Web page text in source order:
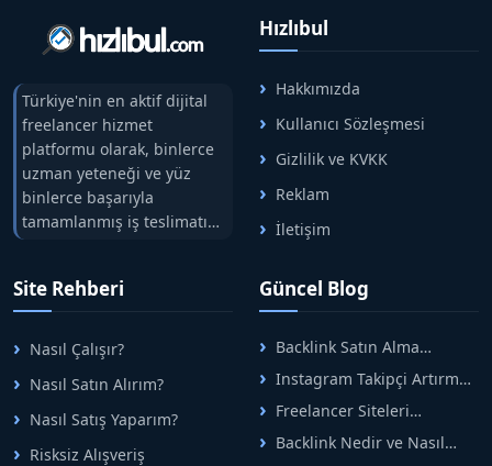
Türkiye'nin en aktif dijital
freelancer hizmet
platformu olarak, binlerce
uzman yeteneği ve yüz
binlerce başarıyla
tamamlanmış iş teslimatını
tek çatıda buluşturuyoruz.
arasındaki süreci risksiz
alışveriş sistemi ile koruyan
ticaretin güvenli
adreslerinden birisidir.
Hızlıbul
Hakkımızda
Kullanıcı Sözleşmesi
Gizlilik ve KVKK
Reklam
İletişim
Site Rehberi
Nasıl Çalışır?
Nasıl Satın Alırım?
Nasıl Satış Yaparım?
Risksiz Alışveriş
Güncel Blog
Backlink Satın Alma
Rehberi: Güvenli SEO İçin
Doğru Adımlar
Instagram Takipçi Artırma
Yöntemleri: Organik Büyüme
Rehberi
Freelancer Siteleri
Arasında Doğru Seçim Nasıl
Yapılır
Backlink Nedir ve Nasıl